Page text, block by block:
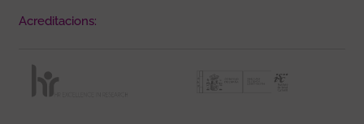
Acreditacions: